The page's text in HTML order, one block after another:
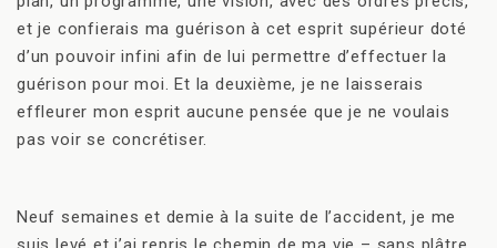
et je confierais ma guérison à cet esprit supérieur doté
d’un pouvoir infini afin de lui permettre d’effectuer la
guérison pour moi. Et la deuxième, je ne laisserais
effleurer mon esprit aucune pensée que je ne voulais
pas voir se concrétiser.
Neuf semaines et demie à la suite de l’accident, je me